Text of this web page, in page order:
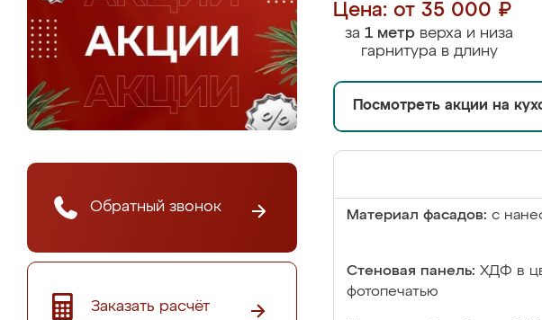
Обратный звонок
Заказать расчёт
Цена: от 35 000 ₽
за 1 метр верха и низа
гарнитура в длину
Посмотреть акции на
Материал фасадов: с
Стеновая панель: ХДФ в
фотопечатью